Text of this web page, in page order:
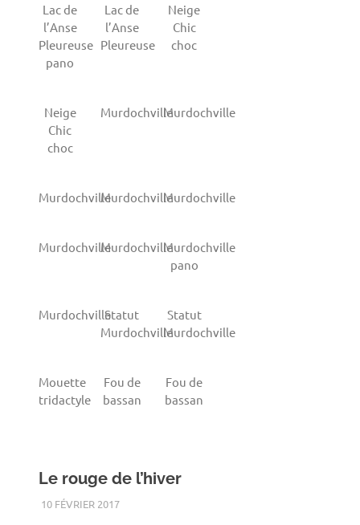
Lac de
l’Anse
Pleureuse
pano
Lac de
l’Anse
Pleureuse
Neige
Chic
choc
Neige
Chic
choc
MurdochvilleMurdochville
MurdochvilleMurdochvilleMurdochville
MurdochvilleMurdochvilleMurdochville
pano
MurdochvilleStatut
Murdochville
Statut
Murdochville
Mouette
tridactyle
Fou de
bassan
Fou de
bassan
Le rouge de l’hiver
10 FÉVRIER 2017RENATO
HIVER